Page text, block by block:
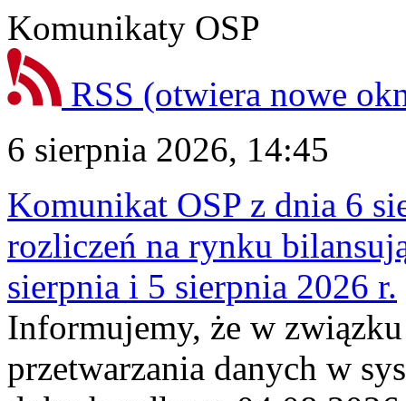
Komunikaty OSP
RSS (otwiera nowe
6 sierpnia 2026, 14:45
Komunikat OSP z dnia 6
rozliczeń na rynku
sierpnia i 5 sierpnia 2026 r.
Informujemy, że w
przetwarzania danych w